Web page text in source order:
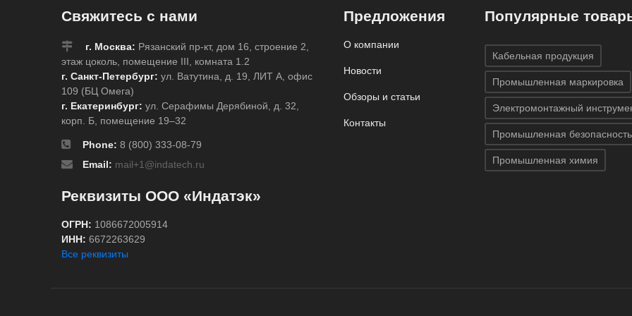
Свяжитесь с нами
г. Москва: Рязанский пр-кт, дом 16, строение 2,
этаж цоколь, помещение III, комната 1.2
г. Санкт-Петербург: ул. Ватутина, д. 19, ЛИТ А, офис
109 (БЦ Омега)
г. Екатеринбург: ул. Серафимы Дерябиной, д. 32,
корп. Б, помещение 19–32
Phone: 8 (800) 333-08-79
Email: mail+1@indatech.ru
Реквизиты ООО «Индатэк»
ОГРН: 1086672005914
ИНН: 6672263629
Все реквизиты
Предложения
О компании
Новости
Обзоры и статьи
Контакты
Популярные
Кабельная продукция
Промышленная маркировка
Электромонтажный
Промышленная безопасность
Промышленная химия